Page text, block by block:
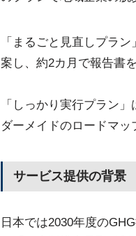
「まるごと見直しプラ
案し、約2カ月で報告書
「しっかり実行プラン
ダーメイドのロードマッ
サービス提供の背景
日本では2030年度の